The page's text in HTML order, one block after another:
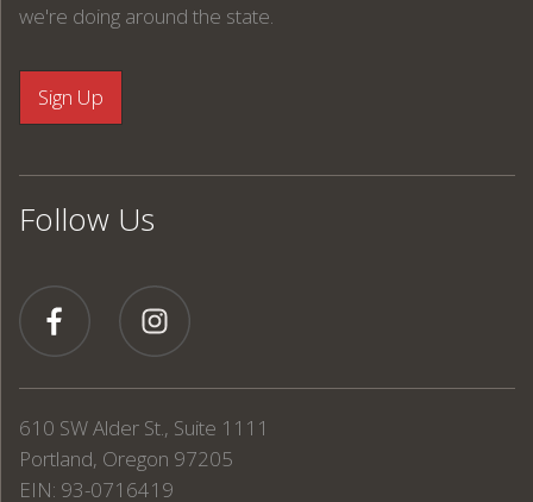
we're doing around the state.
Follow Us
610 SW Alder St., Suite 1111
Portland, Oregon 97205
EIN: 93-0716419